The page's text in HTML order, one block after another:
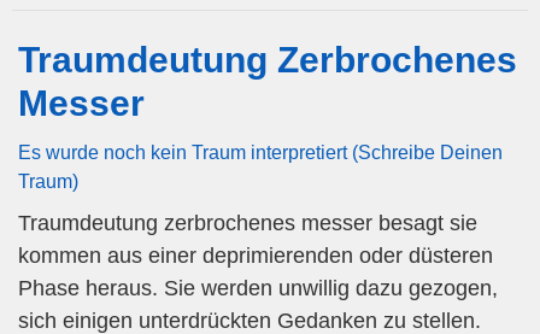
Traumdeutung Zerbrochenes
Messer
Es wurde noch kein Traum interpretiert (Schreibe Deinen
Traum)
Traumdeutung zerbrochenes messer besagt sie
kommen aus einer deprimierenden oder düsteren
Phase heraus. Sie werden unwillig dazu gezogen,
sich einigen unterdrückten Gedanken zu stellen.